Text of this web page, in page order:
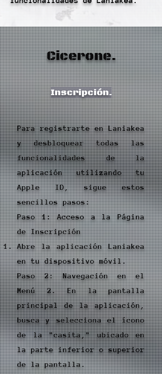
Cicerone.
Inscripción.
Para registrarte en Laniakea
y desbloquear todas las
funcionalidades de la
aplicación utilizando tu
Apple ID, sigue estos
sencillos pasos:
Paso 1: Acceso a la Página
de Inscripción
Abre la aplicación Laniakea
en tu dispositivo móvil.
Paso 2: Navegación en el
Menú 2. En la pantalla
principal de la aplicación,
busca y selecciona el ícono
de la "casita," ubicado en
la parte inferior o superior
de la pantalla.